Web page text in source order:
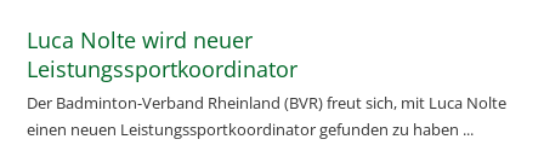
Luca Nolte wird neuer
Leistungssportkoordinator
Der Badminton-Verband Rheinland (BVR) freut sich, mit Luca Nolte
einen neuen Leistungssportkoordinator gefunden zu haben ...